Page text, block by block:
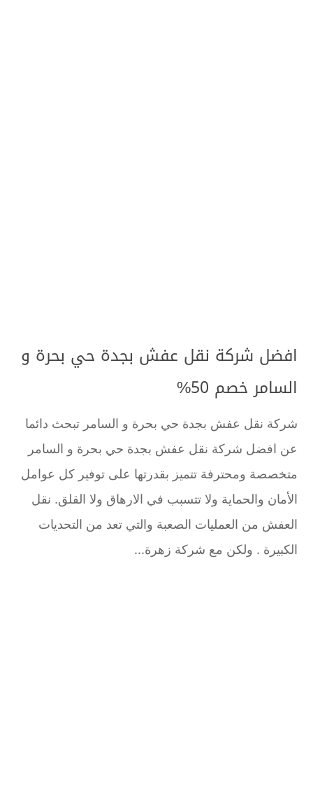
افضل شركة نقل عفش بجدة حي بحرة و
السامر خصم 50%
شركة نقل عفش بجدة حي بحرة و السامر تبحث دائما
عن افضل شركة نقل عفش بجدة حي بحرة و السامر
متخصصة ومحترفة تتميز بقدرتها على توفير كل عوامل
الأمان والحماية ولا تتسبب في الارهاق ولا القلق. نقل
العفش من العمليات الصعبة والتي تعد من التحديات
الكبيرة . ولكن مع شركة زهرة...